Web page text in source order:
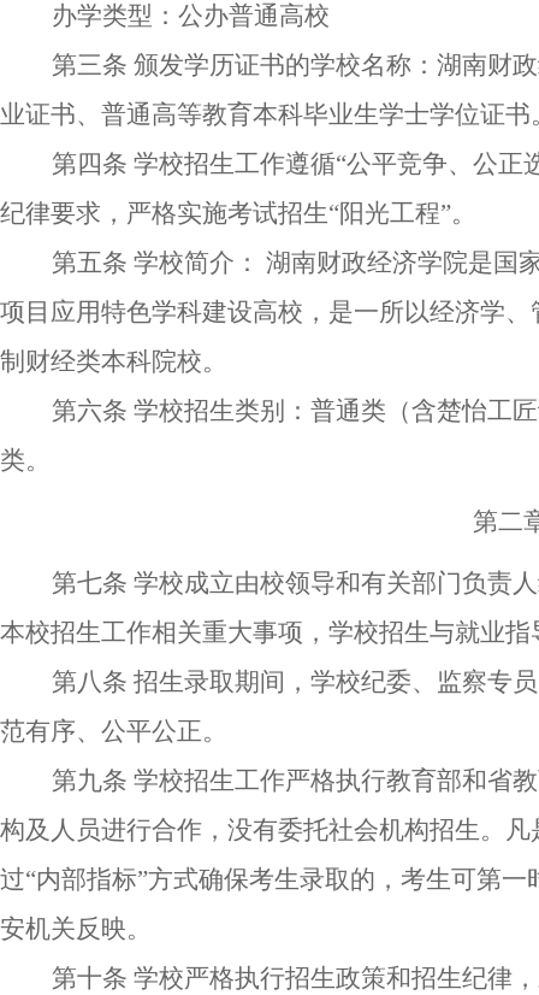
办学类型：公办普通高校
第三条 颁发学历证书的学校名称 ： 湖南财
业证书、 普通高等教育本科毕业生学士学位证书
第四条 学校招生工作遵循“公平竞争、公正
纪律要求，严格实施考试招生“阳光工程”。
第五条 学校简介： 湖南财政经济学院是国
项目应用特色学科建设高校，是一所以经济学
制财经类本科院校。
第六条 学校招生类别：普通类（含楚怡工
类。
第二
第七条 学校成立由校领导和有关部门负责
本校招生工作相关重大事项 ， 学校招生与就业指
第八条 招生录取期间，学校纪委、 监察专
范有序、公平公正。
第九条 学校招生工作严格执行教育部和省
构及人员进行合作 ，没有委托社会机构招生。凡
过“内部指标”方式确保考生录取的，考生可第
安机关反映。
第十条 学校严格执行招生政策和招生纪律